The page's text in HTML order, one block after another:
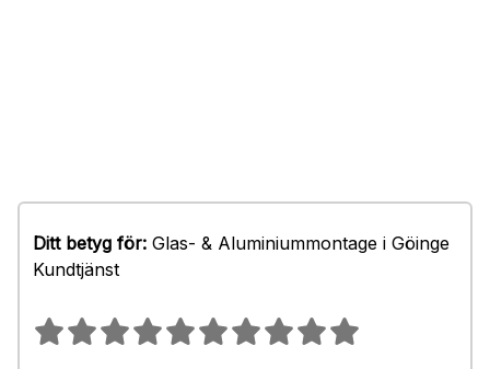
Ditt betyg för: Glas- & Aluminiummontage i Göinge
Kundtjänst